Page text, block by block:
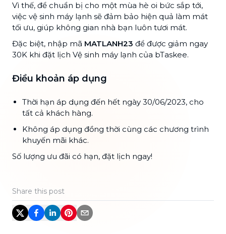
Vì thế, để chuẩn bị cho một mùa hè oi bức sắp tới,
việc vệ sinh máy lạnh sẽ đảm bảo hiện quả làm mát
tối ưu, giúp không gian nhà bạn luôn tươi mát.
Đặc biệt, nhập mã MATLANH23 để được giảm ngay
30K khi đặt lịch Vệ sinh máy lạnh của bTaskee.
Điều khoản áp dụng
Thời hạn áp dụng đến hết ngày 30/06/2023, cho
tất cả khách hàng.
Không áp dụng đồng thời cùng các chương trình
khuyến mãi khác.
Số lượng ưu đãi có hạn, đặt lịch ngay!
Share this post